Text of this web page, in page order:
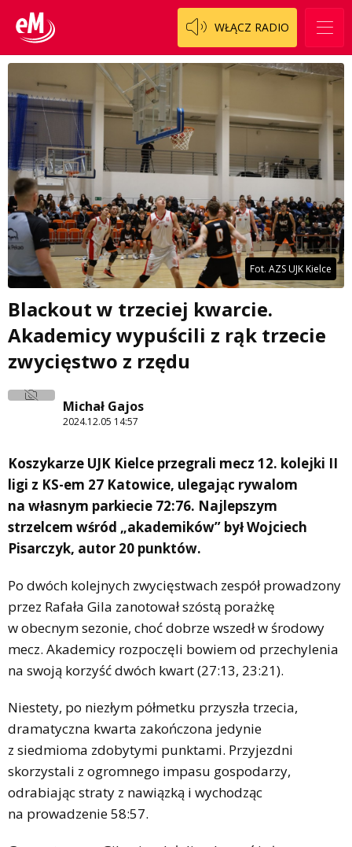
WŁĄCZ RADIO
Fot. AZS UJK Kielce
Blackout w trzeciej kwarcie.
Akademicy wypuścili z rąk trzecie
zwycięstwo z rzędu
Michał Gajos
2024.12.05 14:57
Koszykarze UJK Kielce przegrali mecz 12. kolejki II
ligi z KS-em 27 Katowice, ulegając rywalom
na własnym parkiecie 72:76. Najlepszym
strzelcem wśród „akademików” był Wojciech
Pisarczyk, autor 20 punktów.
Po dwóch kolejnych zwycięstwach zespół prowadzony
przez Rafała Gila zanotował szóstą porażkę
w obecnym sezonie, choć dobrze wszedł w środowy
mecz. Akademicy rozpoczęli bowiem od przechylenia
na swoją korzyść dwóch kwart (27:13, 23:21).
Niestety, po niezłym półmetku przyszła trzecia,
dramatyczna kwarta zakończona jedynie
z siedmioma zdobytymi punktami. Przyjezdni
skorzystali z ogromnego impasu gospodarzy,
odrabiając straty z nawiązką i wychodząc
na prowadzenie 58:57.